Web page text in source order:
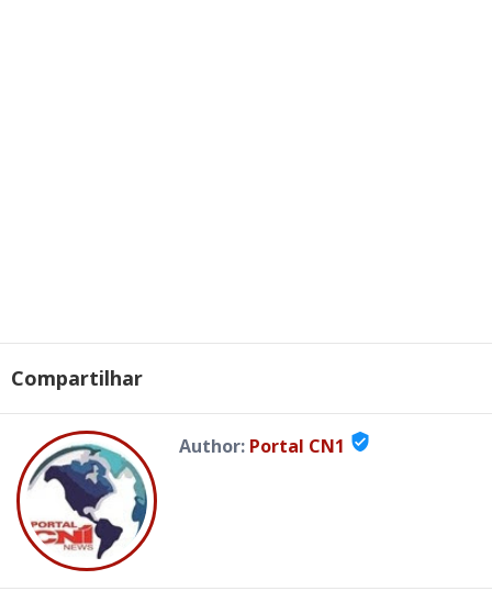
Compartilhar
Author: Portal CN1 verified_user